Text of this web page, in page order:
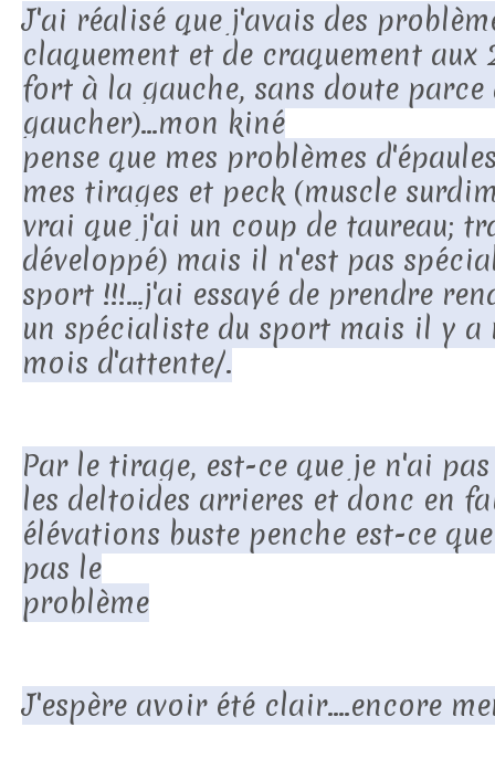
J'ai réalisé que j'avais des
claquement et de craquement aux
fort à la gauche, sans doute parce
gaucher)...mon kiné
pense que mes problèmes
mes tirages et peck (muscle
vrai que j'ai un coup de taureau;
développé) mais il n'est pas
sport !!!...j'ai essayé de prendre
un spécialiste du sport mais il y a
mois d'attente/.
Par le tirage, est-ce que je n'ai
les deltoides arrieres et donc en
élévations buste penche est-ce
pas le
problème
J'espère avoir été clair....encore